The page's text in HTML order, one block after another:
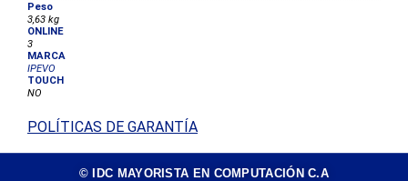
Peso
3,63 kg
ONLINE
3
MARCA
IPEVO
TOUCH
NO
POLÍTICAS DE GARANTÍA
© IDC MAYORISTA EN COMPUTACIÓN C.A